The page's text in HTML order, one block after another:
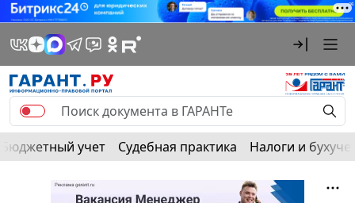
Бюджетный учет Судебная практика Налоги и